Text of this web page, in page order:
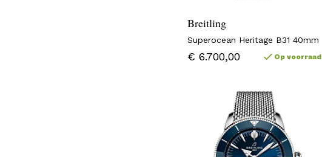
Breitling
Superocean Heritage B31 40mm
€ 6.700,00 Op voorraad